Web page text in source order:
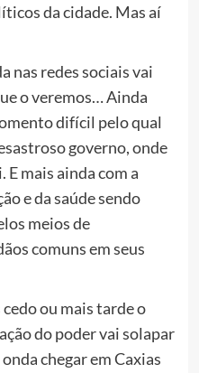
da cidade. Mas aí
nas redes sociais vai
o veremos… Ainda
difícil pelo qual
governo, onde
E mais ainda com a
e da saúde sendo
meios de
comuns em seus
ou mais tarde o
do poder vai solapar
chegar em Caxias